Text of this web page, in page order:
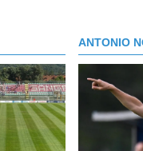
ANTONIO